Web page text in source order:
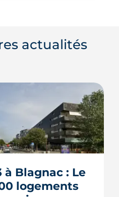
actualités
Blagnac : Le
logements